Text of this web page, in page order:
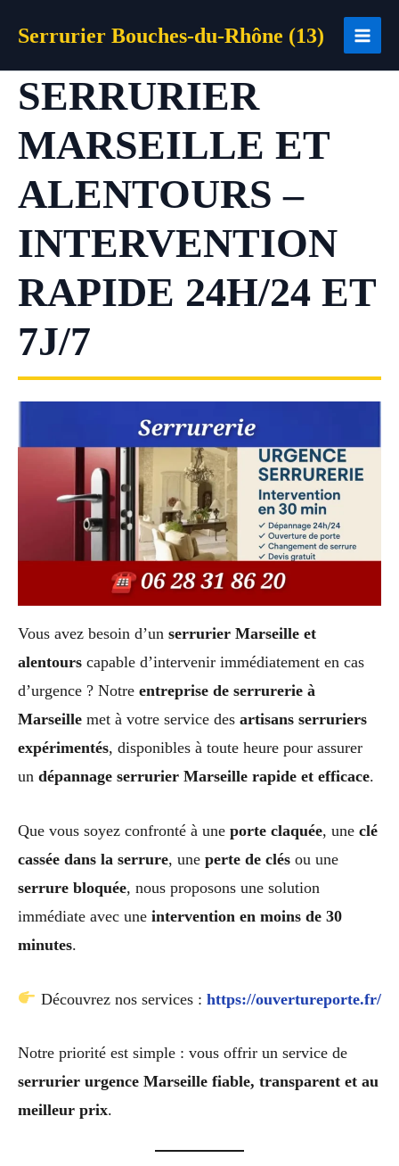
Serrurier Bouches-du-Rhône (13)
SERRURIER
MARSEILLE ET
ALENTOURS –
INTERVENTION
RAPIDE 24H/24 ET
7J/7
Vous avez besoin d’un serrurier Marseille et
alentours capable d’intervenir immédiatement en cas
d’urgence ? Notre entreprise de serrurerie à
Marseille met à votre service des artisans serruriers
expérimentés, disponibles à toute heure pour assurer
un dépannage serrurier Marseille rapide et efficace.
Que vous soyez confronté à une porte claquée, une clé
cassée dans la serrure, une perte de clés ou une
serrure bloquée, nous proposons une solution
immédiate avec une intervention en moins de 30
minutes.
Découvrez nos services : https://ouvertureporte.fr/
Notre priorité est simple : vous offrir un service de
serrurier urgence Marseille fiable, transparent et au
meilleur prix.